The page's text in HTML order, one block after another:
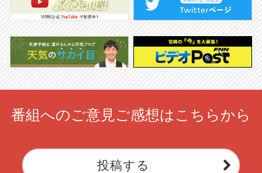
番組へのご意見ご感想はこちらから
投稿する